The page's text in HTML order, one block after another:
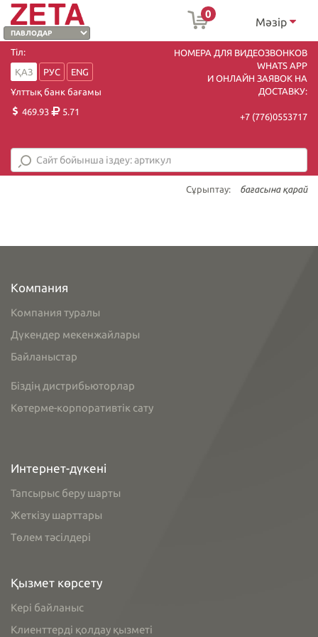
0
Мәзір
Тіл:
ҚАЗ
РУС
ENG
Ұлттық банк бағамы
469.93
5.71
НОМЕРА ДЛЯ ВИДЕОЗВОНКОВ
WHATS APP
И ОНЛАЙН ЗАЯВОК НА
ДОСТАВКУ:
+7 (776)0553717
Сұрыптау: бағасына қарай
Компания
Компания туралы
Дүкендер мекенжайлары
Байланыстар
Біздің дистрибьюторлар
Көтерме-корпоративтік сату
Интернет-дүкені
Тапсырыс беру шарты
Жеткізу шарттары
Төлем тәсілдері
Қызмет көрсету
Кері байланыс
Клиенттерді қолдау қызметі